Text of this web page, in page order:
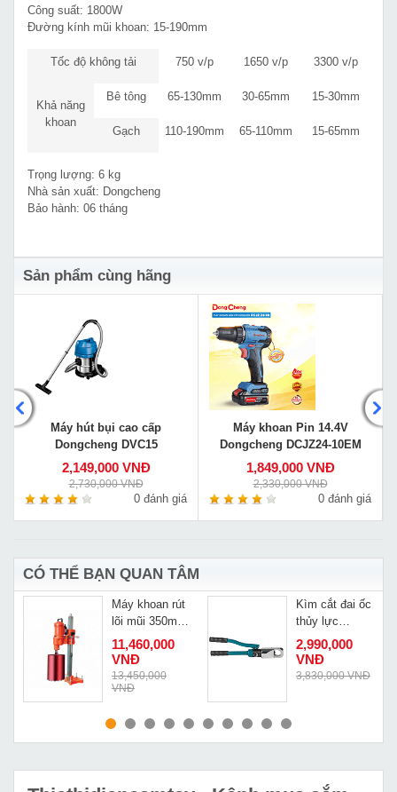
Công suất: 1800W
Đường kính mũi khoan: 15-190mm
Tốc độ không tải 750 v/p 1650 v/p 3300 v/p
Khả năng
khoan
Bê tông 65-130mm 30-65mm 15-30mm
Gạch 110-190mm 65-110mm 15-65mm
Trọng lượng: 6 kg
Nhà sản xuất: Dongcheng
Bảo hành: 06 tháng
Sản phẩm cùng hãng
Máy hút bụi cao cấp
Dongcheng DVC15
2,149,000 VNĐ
2,730,000 VNĐ
0 đánh giá
Máy khoan Pin 14.4V
Dongcheng DCJZ24-10EM
1,849,000 VNĐ
2,330,000 VNĐ
0 đánh giá
CÓ THỂ BẠN QUAN TÂM
MUA NGAY
Máy khoan rút
lõi mũi 350mm
Kamiko SCY-
3050
11,460,000
VNĐ
13,450,000
VNĐ
MUA NGAY
Kìm cắt đai ốc
thủy lực
Changyou JK-
27
2,990,000
VNĐ
3,830,000 VNĐ